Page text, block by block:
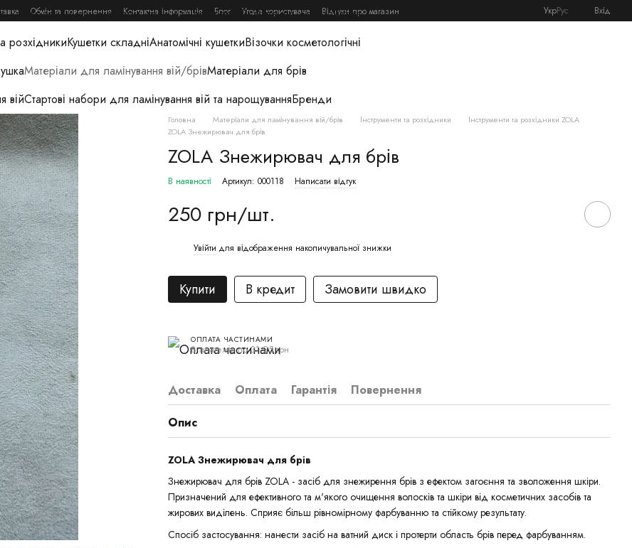
Обмін та повернення Контактна інформація Блог Угода користувача Відгуки про магазин УкрРус Вхід
для красиКниги, журнали, гайди та вебінари
Освітлення для майстра
розхідникиКушетки складніАнатомічні кушеткиВізочки косметологічні
Матеріали для ламінування вій/брівМатеріали для брів
війСтартові набори для ламінування вій та нарощуванняБренди
Головна Матеріали для ламінування вій/брів Інструменти та розхідники
Інструменти та розхідники ZOLA
ZOLA Знежирювач для брів
ZOLA Знежирювач для брів
В наявності Артикул: 000118 Написати відгук
250 грн/шт.
Увійти для відображення накопичувальної знижки
Купити В кредит Замовити швидко
ОПЛАТА ЧАСТИНАМИ
8 платежів по 31.25 грн
Доставка Оплата Гарантія
Повернення
Опис
ZOLA Знежирювач для брів
Знежирювач для брів ZOLA - засіб для знежирення брів з ефектом загоєння та зволоження шкіри.
Призначений для ефективного та м'якого очищення волосків та шкіри від косметичних засобів та
жирових виділень. Сприяє більш рівномірному фарбуванню та стійкому результату.
Спосіб застосування: нанести засіб на ватний диск і протерти область брів перед фарбуванням.